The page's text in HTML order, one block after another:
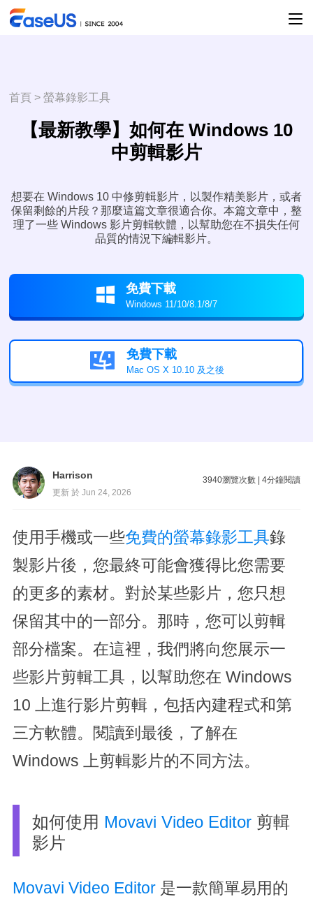
首頁 >螢幕錄影工具
【最新教學】如何在 Windows 10
中剪輯影片
想要在 Windows 10 中修剪輯影片，以製作精美影片，或者
保留剩餘的片段？那麼這篇文章很適合你。本篇文章中，整
理了一些 Windows 影片剪輯軟體，以幫助您在不損失任何
品質的情況下編輯影片。
 免費下載
Windows 11/10/8.1/8/7
 免費下載
Mac OS X 10.10 及之後
Harrison
更新 於 Jun 24, 2026
3940瀏覽次數 |4分鐘閱讀
使用手機或一些免費的螢幕錄影工具錄
製影片後，您最終可能會獲得比您需要
的更多的素材。對於某些影片，您只想
保留其中的一部分。那時，您可以剪輯
部分檔案。在這裡，我們將向您展示一
些影片剪輯工具，以幫助您在 Windows
10 上進行影片剪輯，包括內建程式和第
三方軟體。閱讀到最後，了解在
Windows 上剪輯影片的不同方法。
如何使用 Movavi Video Editor 剪輯
影片
Movavi Video Editor是一款簡單易用的